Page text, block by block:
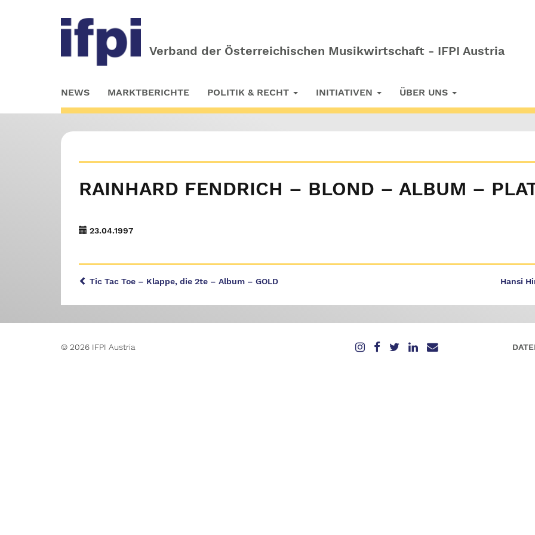
Verband der Österreichischen Musikwirtschaft - IFPI Austria
to
main
NEWS MARKTBERICHTE POLITIK & RECHT INITIATIVEN ÜBER UNS
RAINHARD FENDRICH – BLOND – ALBUM –
23.04.1997
Hansi
Tic Tac Toe – Klappe, die 2te – Album – GOLD
© 2026 IFPI Austria